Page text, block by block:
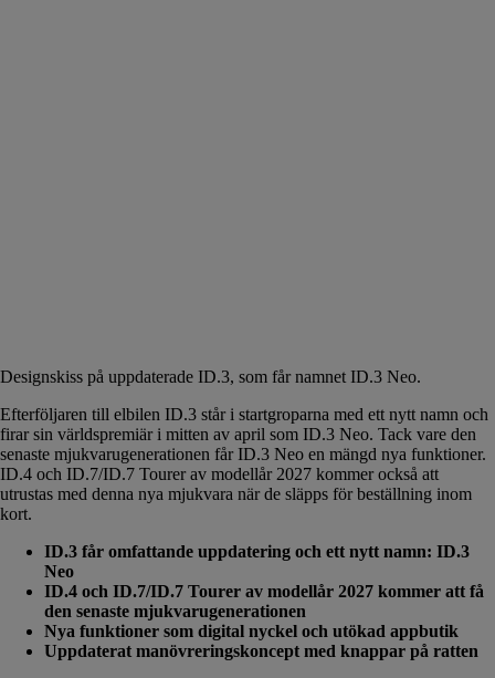
Designskiss på uppdaterade ID.3, som får namnet ID.3 Neo.
Efterföljaren till elbilen ID.3 står i startgroparna med ett nytt namn och
firar sin världspremiär i mitten av april som ID.3 Neo. Tack vare den
senaste mjukvarugenerationen får ID.3 Neo en mängd nya funktioner.
ID.4 och ID.7/ID.7 Tourer av modellår 2027 kommer också att
utrustas med denna nya mjukvara när de släpps för beställning inom
kort.
ID.3 får omfattande uppdatering och ett nytt namn: ID.3
Neo
ID.4 och ID.7/ID.7 Tourer av modellår 2027 kommer att få
den senaste mjukvarugenerationen
Nya funktioner som digital nyckel och utökad appbutik
Uppdaterat manövreringskoncept med knappar på ratten